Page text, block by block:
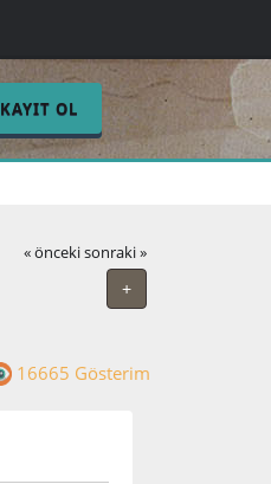
KAYIT OL
« önceki sonraki »
+
16665 Gösterim